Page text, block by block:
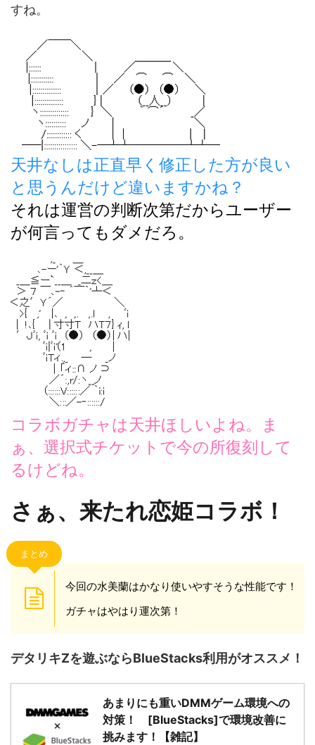
すね。
天井なしは正直早く修正した方が良い
と思うんだけど違いますかね？
それは運営の判断次第だからユーザー
が何言ってもダメだろ。
コラボガチャは天井ほしいよね。ま
ぁ、選択式チケットで今の所復刻して
るけどね。
さぁ、来たれ恋姫コラボ！
まとめ
今回の水美蘭はかなり使いやすそうな性能です！
ガチャはやはり運次第！
デタリキZを遊ぶならBlueStacks利用がオススメ！
あまりにも重いDMMゲーム環境への
対策！ [BlueStacks]で環境改善に
挑みます！【雑記】